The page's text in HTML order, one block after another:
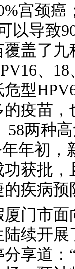
宫颈
以导致
盖了
、18
型
疫苗
58两种
年初，
获批
疾病预
门市
续开
享道